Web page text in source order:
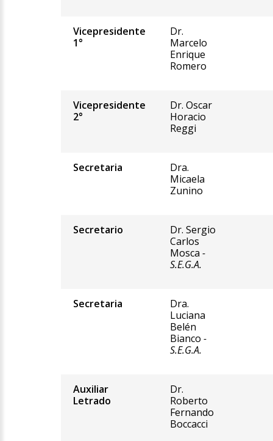
Vicepresidente
1°
Dr.
Marcelo
Enrique
Romero
Vicepresidente
2°
Dr. Oscar
Horacio
Reggi
Secretaria
Dra.
Micaela
Zunino
Secretario
Dr. Sergio
Carlos
Mosca -
S.E.G.A.
Secretaria
Dra.
Luciana
Belén
Bianco -
S.E.G.A.
Auxiliar
Letrado
Dr.
Roberto
Fernando
Boccacci